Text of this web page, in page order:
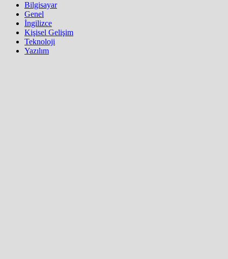
Bilgisayar
Genel
İngilizce
Kişisel Gelişim
Teknoloji
Yazılım